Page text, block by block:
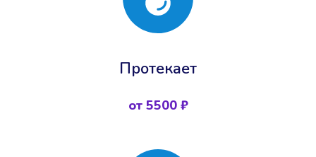
Протекает
от 5500 ₽